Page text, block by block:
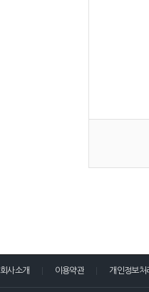
회사소개 이용약관 개인정보처